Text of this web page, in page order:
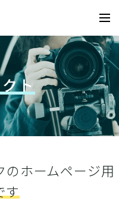
ト
のホームページ用
す